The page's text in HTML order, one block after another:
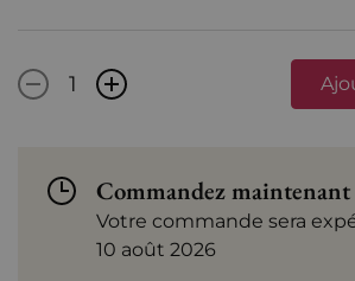
- +
Commandez maintenant
Votre commande sera
10 août 2026